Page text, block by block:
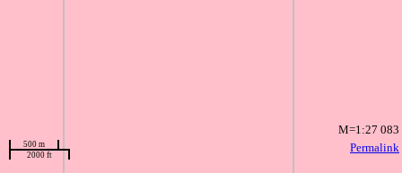
Permalink
500 m
2000 ft
M=1:27 083